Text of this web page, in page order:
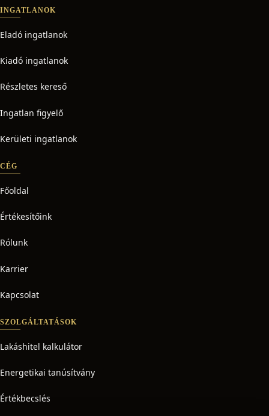
INGATLANOK
Eladó ingatlanok
Kiadó ingatlanok
Részletes kereső
Ingatlan figyelő
Kerületi ingatlanok
CÉG
Főoldal
Értékesítőink
Rólunk
Karrier
Kapcsolat
SZOLGÁLTATÁSOK
Lakáshitel kalkulátor
Energetikai tanúsítvány
Értékbecslés